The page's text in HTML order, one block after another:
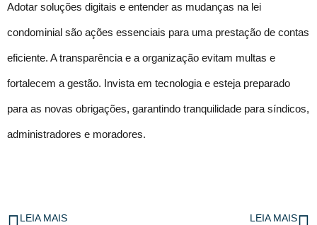
Adotar soluções digitais e entender as mudanças na lei
condominial são ações essenciais para uma prestação de contas
eficiente. A transparência e a organização evitam multas e
fortalecem a gestão. Invista em tecnologia e esteja preparado
para as novas obrigações, garantindo tranquilidade para síndicos,
administradores e moradores.
LEIA MAIS LEIA MAIS